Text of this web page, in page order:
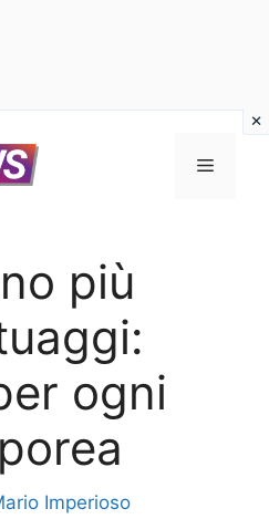
Menu
più
ogni
Imperioso